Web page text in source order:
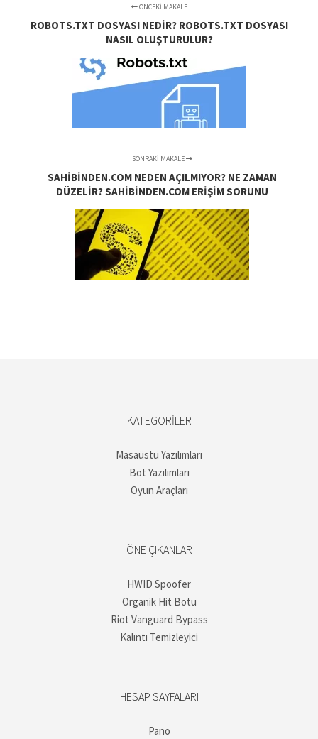
ÖNCEKI MAKALE
ROBOTS.TXT DOSYASI NEDIR? ROBOTS.TXT DOSYASI
NASIL OLUŞTURULUR?
SONRAKI MAKALE
SAHIBINDEN.COM NEDEN AÇILMIYOR? NE ZAMAN
DÜZELIR? SAHIBINDEN.COM ERIŞIM SORUNU
KATEGORILER
Masaüstü Yazılımları
Bot Yazılımları
Oyun Araçları
ÖNE ÇIKANLAR
HWID Spoofer
Organik Hit Botu
Riot Vanguard Bypass
Kalıntı Temizleyici
HESAP SAYFALARI
Pano